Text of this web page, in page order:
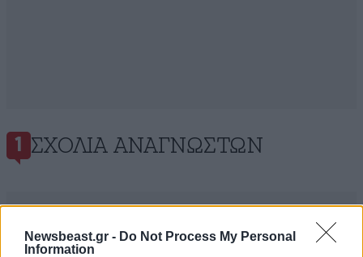
Newsbeast.gr - Do Not Process My Personal
Information
1 ΣΧΌΛΙΑ ΑΝΑΓΝΩΣΤΏΝ